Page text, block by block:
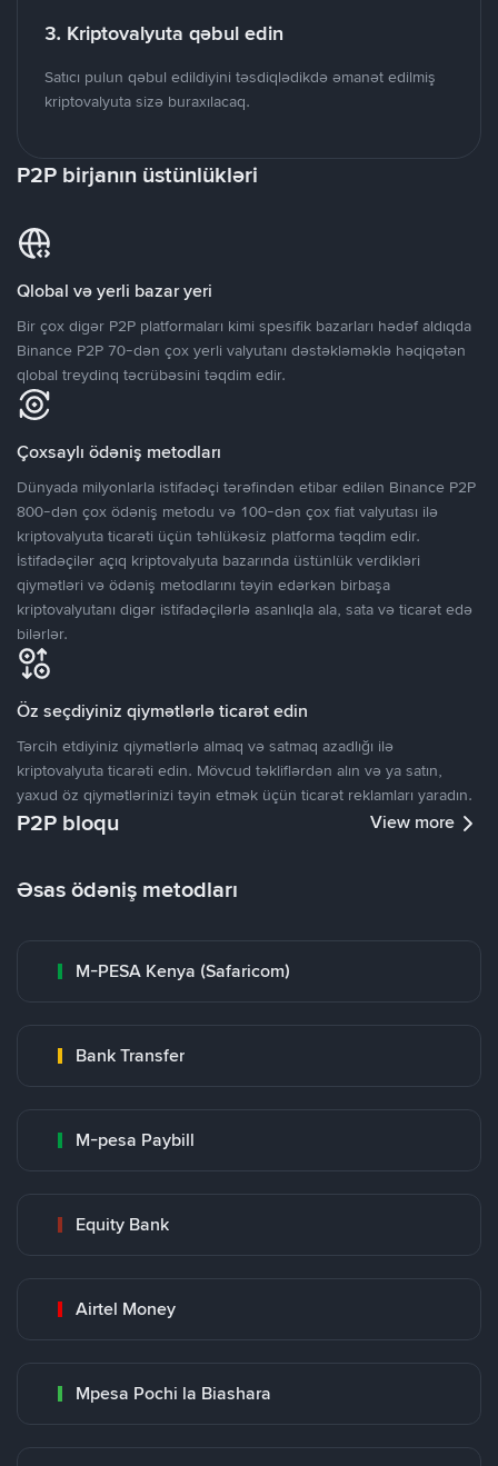
3. Kriptovalyuta qəbul edin
Satıcı pulun qəbul edildiyini təsdiqlədikdə əmanət edilmiş
kriptovalyuta sizə buraxılacaq.
P2P birjanın üstünlükləri
Qlobal və yerli bazar yeri
Bir çox digər P2P platformaları kimi spesifik bazarları hədəf aldıqda
Binance P2P 70-dən çox yerli valyutanı dəstəkləməklə həqiqətən
qlobal treydinq təcrübəsini təqdim edir.
Çoxsaylı ödəniş metodları
Dünyada milyonlarla istifadəçi tərəfindən etibar edilən Binance P2P
800-dən çox ödəniş metodu və 100-dən çox fiat valyutası ilə
kriptovalyuta ticarəti üçün təhlükəsiz platforma təqdim edir.
İstifadəçilər açıq kriptovalyuta bazarında üstünlük verdikləri
qiymətləri və ödəniş metodlarını təyin edərkən birbaşa
kriptovalyutanı digər istifadəçilərlə asanlıqla ala, sata və ticarət edə
bilərlər.
Öz seçdiyiniz qiymətlərlə ticarət edin
Tərcih etdiyiniz qiymətlərlə almaq və satmaq azadlığı ilə
kriptovalyuta ticarəti edin. Mövcud təkliflərdən alın və ya satın,
yaxud öz qiymətlərinizi təyin etmək üçün ticarət reklamları yaradın.
P2P bloqu View more
Əsas ödəniş metodları
M-PESA Kenya (Safaricom)
Bank Transfer
M-pesa Paybill
Equity Bank
Airtel Money
Mpesa Pochi la Biashara